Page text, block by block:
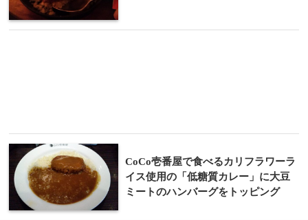
CoCo壱番屋で食べるカリフラワーラ
イス使用の「低糖質カレー」に大豆
ミートのハンバーグをトッピング